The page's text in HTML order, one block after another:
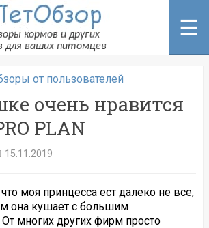
☰
от пользователей
очень нравится
PLAN
15.11.2019
моя принцесса ест далеко не все,
она кушает с большим
многих других фирм просто